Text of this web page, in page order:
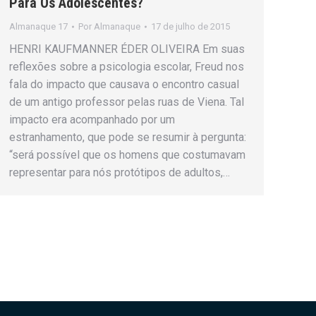
Almanaque 17 Por Almanaque 17 de julho de 2015
HENRI KAUFMANNER ÉDER OLIVEIRA Em suas
reflexões sobre a psicologia escolar, Freud nos
fala do impacto que causava o encontro casual
de um antigo professor pelas ruas de Viena. Tal
impacto era acompanhado por um
estranhamento, que pode se resumir à pergunta:
“será possível que os homens que costumavam
representar para nós protótipos de adultos,…